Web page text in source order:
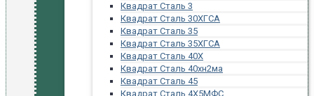
Квадрат Сталь 3
Квадрат Сталь 30ХГСА
Квадрат Сталь 35
Квадрат Сталь 35ХГСА
Квадрат Сталь 40Х
Квадрат Сталь 40хн2ма
Квадрат Сталь 45
Квадрат Сталь 4Х5МФС